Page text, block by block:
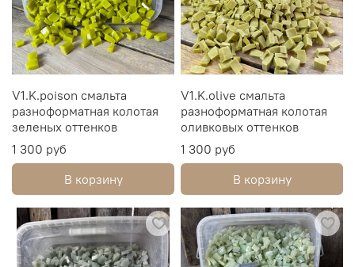
V1.K.poison смальта
разноформатная колотая
зеленых оттенков
1 300 руб
В корзину
V1.K.olive смальта
разноформатная колотая
оливковых оттенков
1 300 руб
В корзину